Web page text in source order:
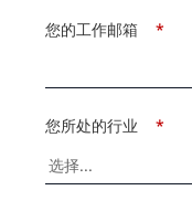
*
您的工作邮箱
*
您所处的行业